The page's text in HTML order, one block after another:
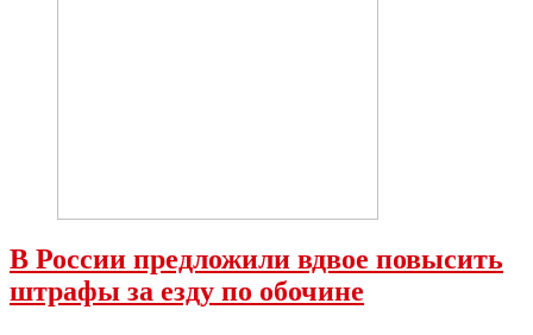
В России предложили вдвое повысить
штрафы за езду по обочине